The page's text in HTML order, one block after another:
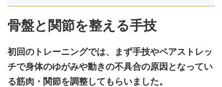
骨盤と関節を整える手技
初回のトレーニングでは、まず手技やペアストレッ
チで身体のゆがみや動きの不具合の原因となってい
る筋肉・関節を調整してもらいました。